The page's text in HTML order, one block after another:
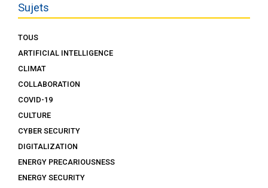
Sujets
TOUS
ARTIFICIAL INTELLIGENCE
CLIMAT
COLLABORATION
COVID-19
CULTURE
CYBER SECURITY
DIGITALIZATION
ENERGY PRECARIOUSNESS
ENERGY SECURITY